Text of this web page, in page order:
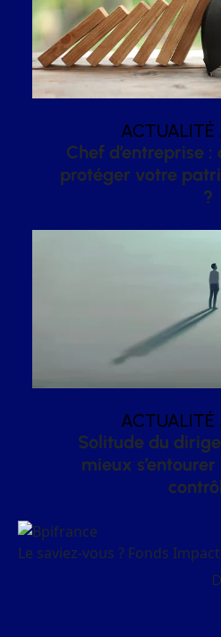
ACTUALITÉ
Chef d’entreprise
protéger votre
?
ACTUALITÉ
Solitude du
mieux
Le saviez-vous ? Fonds